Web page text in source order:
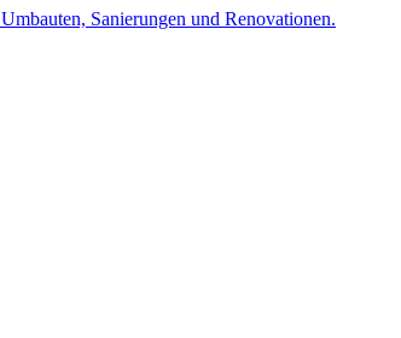
Sanierungen und Renovationen.